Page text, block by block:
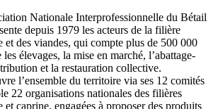
Nationale Interprofessionnelle du Bétail
depuis 1979 les acteurs de la filière
et des viandes, qui compte plus de 500 000
élevages, la mise en marché, l’abattage-
et la restauration collective.
l’ensemble du territoire via ses 12 comités
22 organisations nationales des filières
caprine, engagées à proposer des produits